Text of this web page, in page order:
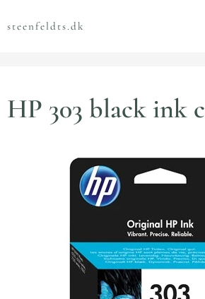
steenfeldts.dk
HP 303 black ink